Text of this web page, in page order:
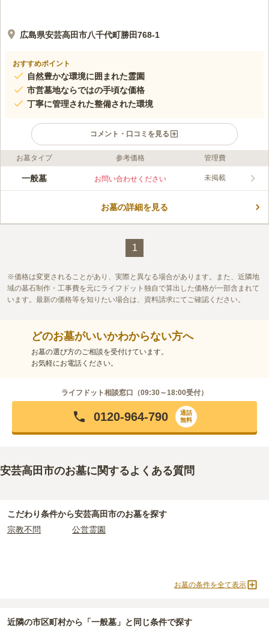
広島県安芸高田市八千代町勝田768-1
おすすめポイント
自然豊かな環境に囲まれた霊園
市営墓地ならではの手頃な価格
丁寧に管理された整備された環境
コメント・口コミを見る
口コミ評価
この霊園はまだ誰からも評価されていません。
お墓タイプ 参考価格 管理費
一般墓 お問い合わせください 未掲載
お墓の詳細を見る
1
価格は変更されることがあり、実際と異なる場合があります。また、近隣地
域の墓石制作・工事費を元にライフドット独自で算出した価格が一部含まれて
います。最新の価格等を知りたい場合は、資料請求にてご確認ください。
どのお墓がいいかわからない方へ
お墓の選び方のご相談を受付けています。
お気軽にお電話ください。
ライフドット相談窓口（09:30～18:00受付）
0120-964-790
通話
無料
安芸高田市のお墓に関するよくある質問
こだわり条件から安芸高田市のお墓を探す
宗教不問
公営霊園
お墓の条件を全て表示
近隣の市区町村から 「一般墓」と 同じ条件で探す